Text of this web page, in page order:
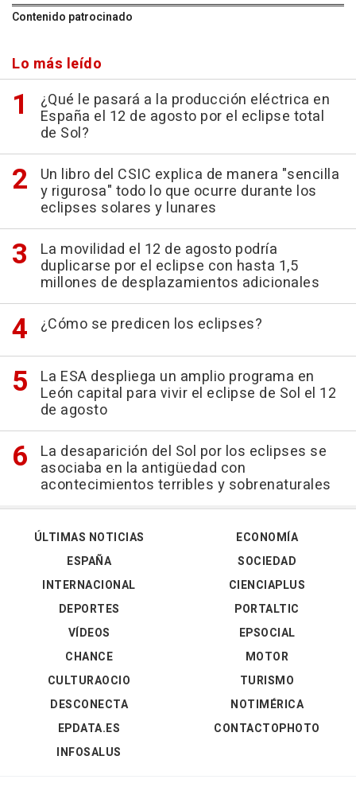
Contenido patrocinado
Lo más leído
¿Qué le pasará a la producción eléctrica en
España el 12 de agosto por el eclipse total
de Sol?
Un libro del CSIC explica de manera "sencilla
y rigurosa" todo lo que ocurre durante los
eclipses solares y lunares
La movilidad el 12 de agosto podría
duplicarse por el eclipse con hasta 1,5
millones de desplazamientos adicionales
¿Cómo se predicen los eclipses?
La ESA despliega un amplio programa en
León capital para vivir el eclipse de Sol el 12
de agosto
La desaparición del Sol por los eclipses se
asociaba en la antigüedad con
acontecimientos terribles y sobrenaturales
ÚLTIMAS NOTICIAS
ESPAÑA
INTERNACIONAL
DEPORTES
VÍDEOS
ECONOMÍA
SOCIEDAD
CIENCIAPLUS
PORTALTIC
EPSOCIAL
CHANCE
CULTURAOCIO
DESCONECTA
EPDATA.ES
INFOSALUS
MOTOR
TURISMO
NOTIMÉRICA
CONTACTOPHOTO